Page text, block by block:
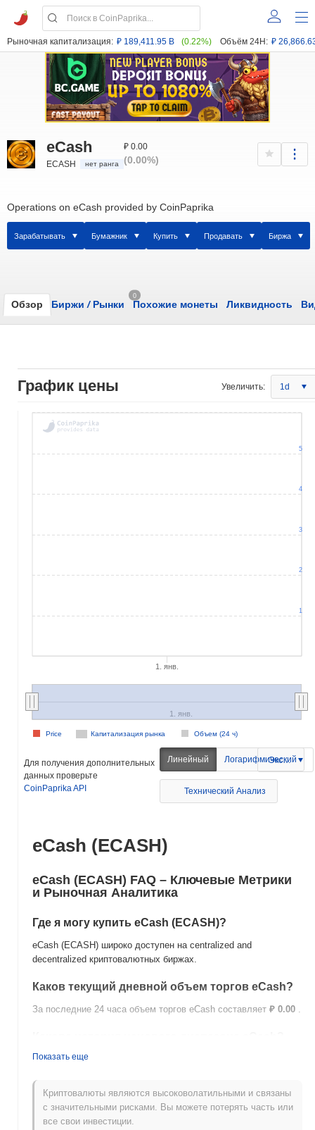
Рыночная капитализация: ₽ 189,411.95 B (0.22%) Объём 24H: ₽
eCash
ECASH нет ранга
₽ 0.00
(0.00%)
Operations on eCash provided by CoinPaprika
Зарабатывать Бумажник Купить Продавать Биржа
Обзор Биржи /Рынки
0
Похожие монеты Ликвидность
График цены Увеличить: 1d
1. янв.
Капитализация рынка Объем (24 ч)
Price
1. янв.
1
2
3
4
5
Для получения дополнительных
данных проверьте
CoinPaprika API
Линейный Логарифмический
Экспорт
Технический Анализ
eCash (ECASH)
eCash (ECASH) FAQ – Ключевые Метрики
и Рыночная Аналитика
Где я могу купить eCash (ECASH)?
eCash (ECASH) широко доступен на centralized and
decentralized криптовалютных биржах.
Каков текущий дневной объем торгов eCash?
За последние 24 часа объем торгов eCash составляет ₽ 0.00 .
Исторический максимум (ATH):
eCash в настоящее время торгуется на
Показать еще
Криптовалюты являются высоковолатильными и связаны
с значительными рисками. Вы можете потерять часть или
все свои инвестиции.